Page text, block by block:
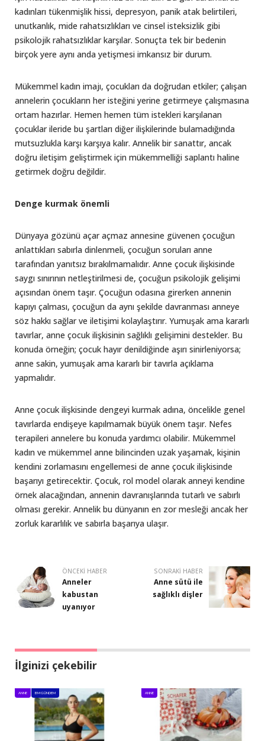
kadınları tükenmişlik hissi, depresyon, panik atak belirtileri,
unutkanlık, mide rahatsızlıkları ve cinsel isteksizlik gibi
psikolojik rahatsızlıklar karşılar. Sonuçta tek bir bedenin
birçok yere aynı anda yetişmesi imkansız bir durum.
Mükemmel kadın imajı, çocukları da doğrudan etkiler; çalışan
annelerin çocukların her isteğini yerine getirmeye çalışmasına
ortam hazırlar. Hemen hemen tüm istekleri karşılanan
çocuklar ileride bu şartları diğer ilişkilerinde bulamadığında
mutsuzlukla karşı karşıya kalır. Annelik bir sanattır, ancak
doğru iletişim geliştirmek için mükemmelliği saplantı haline
getirmek doğru değildir.
Denge kurmak önemli
Dünyaya gözünü açar açmaz annesine güvenen çocuğun
anlattıkları sabırla dinlenmeli, çocuğun soruları anne
tarafından yanıtsız bırakılmamalıdır. Anne çocuk ilişkisinde
saygı sınırının netleştirilmesi de, çocuğun psikolojik gelişimi
açısından önem taşır. Çocuğun odasına girerken annenin
kapıyı çalması, çocuğun da aynı şekilde davranması anneye
söz hakkı sağlar ve iletişimi kolaylaştırır. Yumuşak ama kararlı
tavırlar, anne çocuk ilişkisinin sağlıklı gelişimini destekler. Bu
konuda örneğin; çocuk hayır denildiğinde aşırı sinirleniyorsa;
anne sakin, yumuşak ama kararlı bir tavırla açıklama
yapmalıdır.
Anne çocuk ilişkisinde dengeyi kurmak adına, öncelikle genel
tavırlarda endişeye kapılmamak büyük önem taşır. Nefes
terapileri annelere bu konuda yardımcı olabilir. Mükemmel
kadın ve mükemmel anne bilincinden uzak yaşamak, kişinin
kendini zorlamasını engellemesi de anne çocuk ilişkisinde
başarıyı getirecektir. Çocuk, rol model olarak anneyi kendine
örnek alacağından, annenin davranışlarında tutarlı ve sabırlı
olması gerekir. Annelik bu dünyanın en zor mesleği ancak her
zorluk kararlılık ve sabırla başarıya ulaşır.
ÖNCEKI HABER
Anneler
kabustan
uyanıyor
SONRAKI HABER
Anne sütü ile
sağlıklı dişler
İlginizi çekebilir
ANNE BM GÜNDEM ANNE